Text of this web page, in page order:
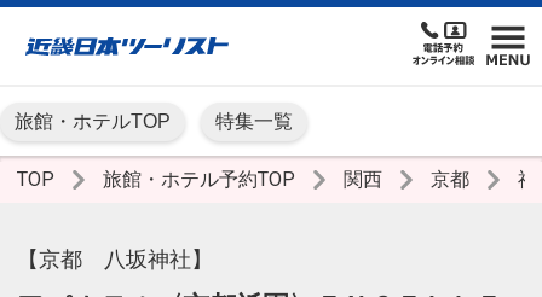
旅館・ホテルTOP 特集一覧
TOP 旅館・ホテル予約TOP 関西 京都
【京都 八坂神社】